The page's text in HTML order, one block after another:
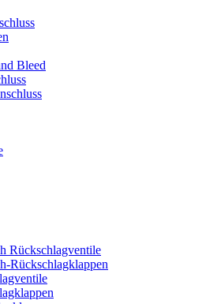
Bleed
Rückschlagventile
Rückschlagklappen